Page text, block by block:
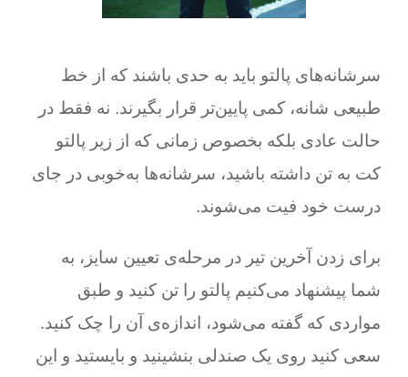
سر‌شانه‌های پالتو باید به حدی باشند که از خط
طبیعی شانه، کمی پایین‌تر قرار بگیرند. نه فقط در
حالت عادی بلکه بخصوص زمانی که از زیر پالتو
کت به تن داشته باشید، سر‌شانه‌ها به‌خوبی در جای
درست خود فیت می‌شوند.
برای زدن آخرین تیر در مرحله‌ی تعیین سایز، به
شما پیشنهاد می‌کنیم پالتو را تن کنید و طبق
مواردی که گفته می‌شود، اندازه‌ی آن را چک کنید.
سعی کنید روی یک صندلی بنشینید و بایستید و این